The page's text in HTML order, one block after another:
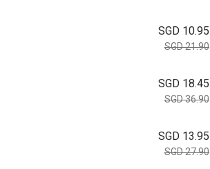
SGD 10.95
SGD 21.90
SGD 18.45
SGD 36.90
SGD 13.95
SGD 27.90